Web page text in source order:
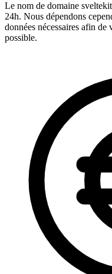
Le nom de domaine
24h. Nous dépendons
données nécessaires afin
possible.